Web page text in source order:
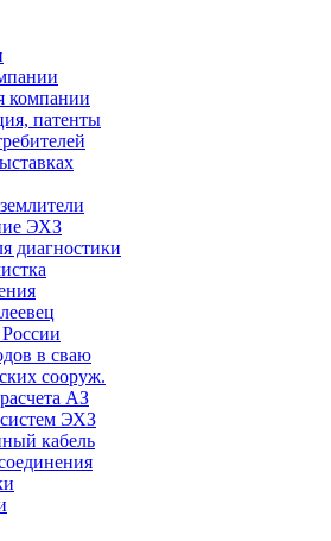
компании
патенты
ЭХЗ
диагностики
в сваю
сооруж.
АЗ
ЭХЗ
кабель